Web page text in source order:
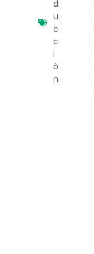
d
u
c
c
i
ó
n